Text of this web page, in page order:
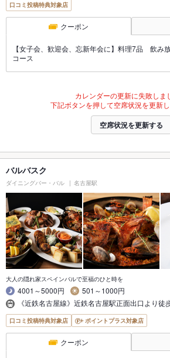
口コミ投稿特典対象店
クーポン
【女子会、歓迎会、忘新年会に】料理7品 飲み
コース
カレンダーの更新に失敗しま
下記ボタンを押して空席状況を更新し
空席状況を更新する
バルバスク
ダイニングバー・バル 名古屋駅
大人の隠れ家スペインバルで至福のひと時を
4001～5000円
501～1000円
《近鉄名古屋線》近鉄名古屋駅正面出口より徒
口コミ投稿特典対象店 ポイントプラス対象店
クーポン